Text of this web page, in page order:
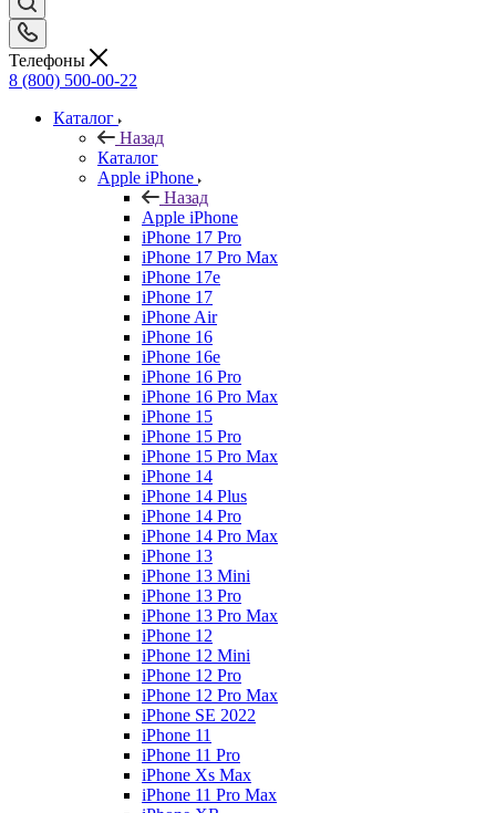
Телефоны
8 (800) 500-00-22
Каталог
Назад
Каталог
Apple iPhone
Назад
Apple iPhone
iPhone 17 Pro
iPhone 17 Pro Max
iPhone 17e
iPhone 17
iPhone Air
iPhone 16
iPhone 16e
iPhone 16 Pro
iPhone 16 Pro Max
iPhone 15
iPhone 15 Pro
iPhone 15 Pro Max
iPhone 14
iPhone 14 Plus
iPhone 14 Pro
iPhone 14 Pro Max
iPhone 13
iPhone 13 Mini
iPhone 13 Pro
iPhone 13 Pro Max
iPhone 12
iPhone 12 Mini
iPhone 12 Pro
iPhone 12 Pro Max
iPhone SE 2022
iPhone 11
iPhone 11 Pro
iPhone Xs Max
iPhone 11 Pro Max